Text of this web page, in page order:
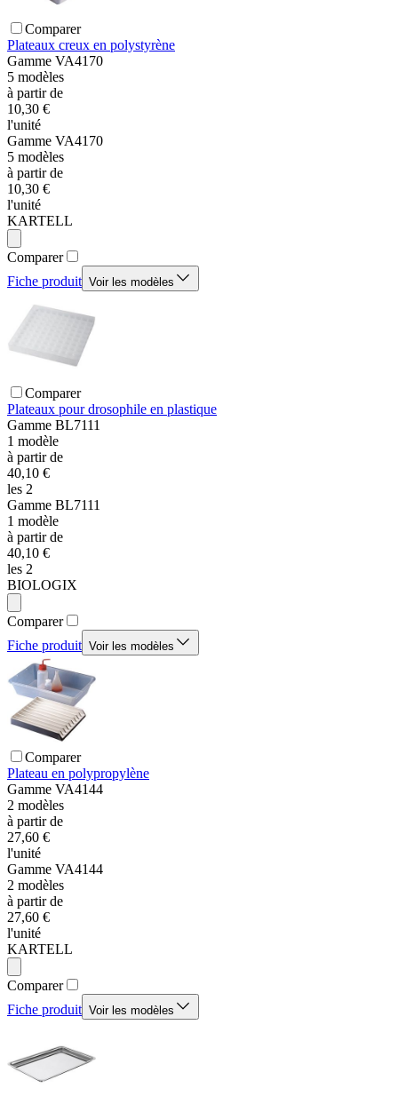
Comparer
Plateaux creux en polystyrène
Gamme VA4170
5 modèles
à partir de
10,30 €
l'unité
Gamme VA4170
5 modèles
à partir de
10,30 €
l'unité
KARTELL
Comparer
Fiche produit Voir les modèles
Comparer
Plateaux pour drosophile en plastique
Gamme BL7111
1 modèle
à partir de
40,10 €
les 2
Gamme BL7111
1 modèle
à partir de
40,10 €
les 2
BIOLOGIX
Comparer
Fiche produit Voir les modèles
Comparer
Plateau en polypropylène
Gamme VA4144
2 modèles
à partir de
27,60 €
l'unité
Gamme VA4144
2 modèles
à partir de
27,60 €
l'unité
KARTELL
Comparer
Fiche produit Voir les modèles